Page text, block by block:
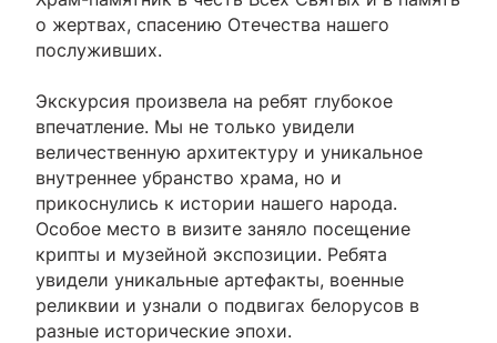
о жертвах, спасению Отечества нашего
послуживших.
Экскурсия произвела на ребят глубокое
впечатление. Мы не только увидели
величественную архитектуру и уникальное
внутреннее убранство храма, но и
прикоснулись к истории нашего народа.
Особое место в визите заняло посещение
крипты и музейной экспозиции. Ребята
увидели уникальные артефакты, военные
реликвии и узнали о подвигах белорусов в
разные исторические эпохи.